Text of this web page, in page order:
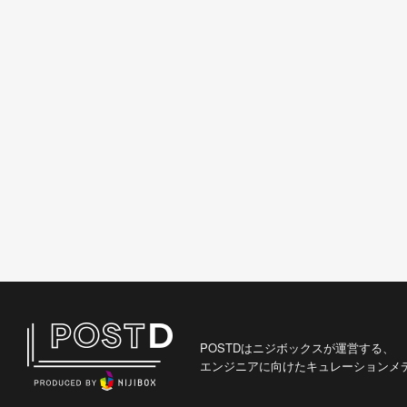
POSTDはニジボックスが運営する、
エンジニアに向けたキュレーションメ